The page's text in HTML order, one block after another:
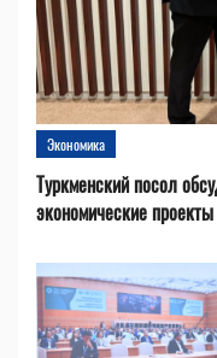
Экономика
Туркменский посол
экономические проекты